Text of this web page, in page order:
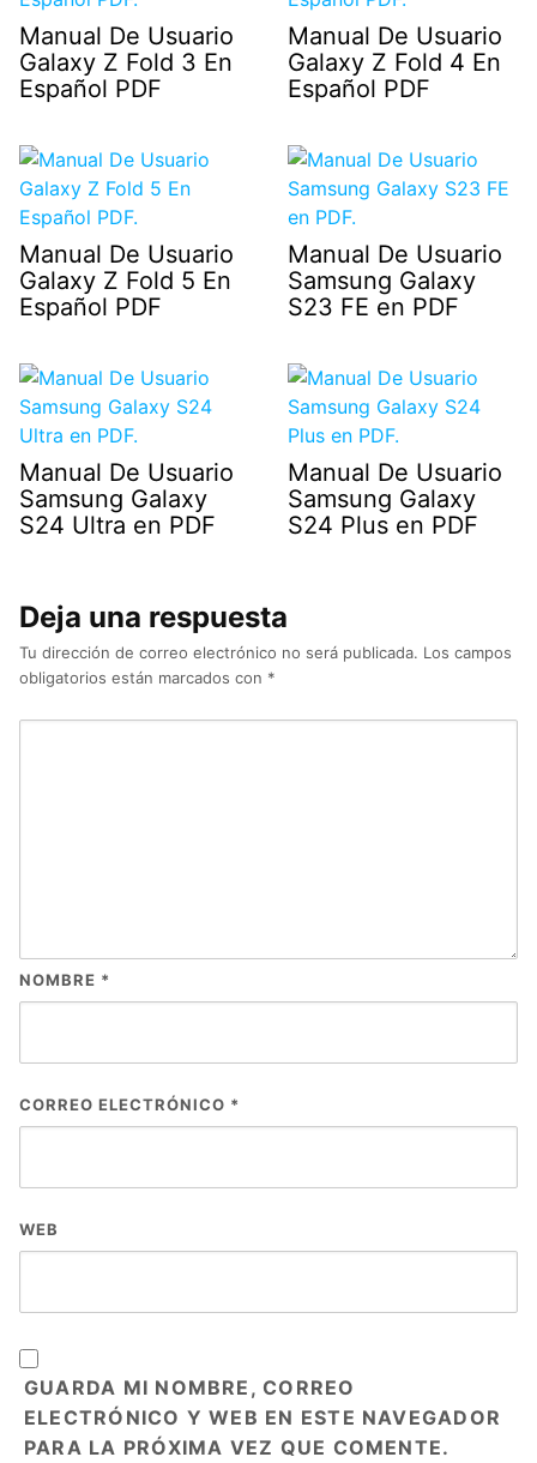
Manual De Usuario
Galaxy Z Fold 3 En
Español PDF
Manual De Usuario
Galaxy Z Fold 4 En
Español PDF
Manual De Usuario
Galaxy Z Fold 5 En
Español PDF
Manual De Usuario
Samsung Galaxy
S23 FE en PDF
Manual De Usuario
Samsung Galaxy
S24 Ultra en PDF
Manual De Usuario
Samsung Galaxy
S24 Plus en PDF
Deja una respuesta
Tu dirección de correo electrónico no será publicada. Los campos
obligatorios están marcados con *
NOMBRE *
CORREO ELECTRÓNICO *
WEB
GUARDA MI NOMBRE, CORREO
ELECTRÓNICO Y WEB EN ESTE NAVEGADOR
PARA LA PRÓXIMA VEZ QUE COMENTE.